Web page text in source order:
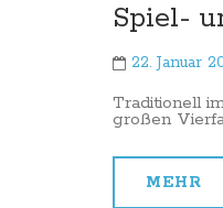
Spiel-
22. Januar
Traditionell
großen
MEHR